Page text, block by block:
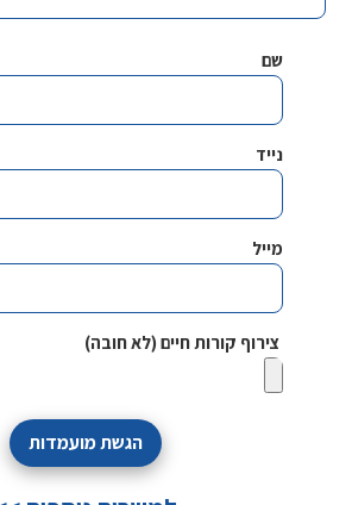
שם
נייד
מייל
צירוף קורות חיים (לא חובה)